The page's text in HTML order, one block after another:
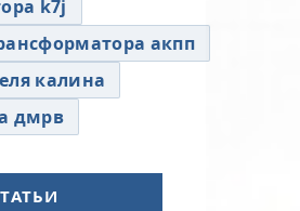
k7j
акпп
калина
дмрв